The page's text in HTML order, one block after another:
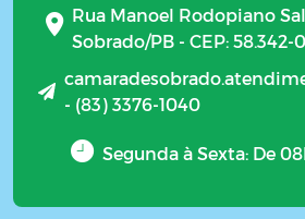
Rua Manoel Rodopiano
Sobrado/PB - CEP: 58.342-
- (83) 3376-1040
Segunda à Sexta: De